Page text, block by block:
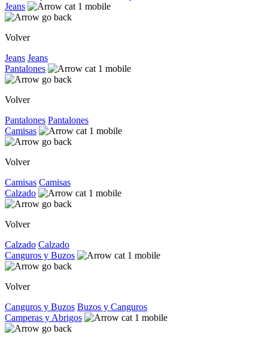
Jeans
Volver
Jeans Jeans
Pantalones
Volver
Pantalones Pantalones
Camisas
Volver
Camisas Camisas
Calzado
Volver
Calzado Calzado
Canguros y Buzos
Volver
Canguros y Buzos Buzos y Canguros
Camperas y Abrigos